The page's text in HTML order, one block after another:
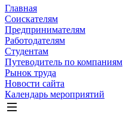
Главная
Соискателям
Предпринимателям
Работодателям
Студентам
Путеводитель по компаниям
Рынок труда
Новости сайта
Календарь мероприятий